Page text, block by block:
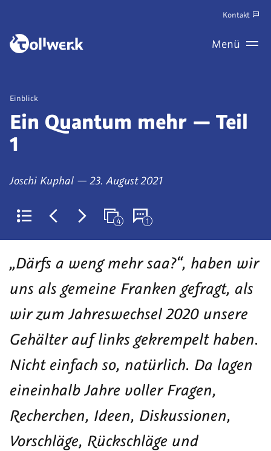
Zum
Menü
Kontakt
Ein Quantum mehr — Teil
1
Veröffentlicht
Einblick
von
Joschi Kuphal —am
23. August 2021
Zurück
zur
Liste
Jüngerer
Artikel:
Barrierefreie
Fußnoten
im
InDesign-
Älterer
Artikel:
Digital
Barrieren
Weitere
Artikel
in
Serie
(derzeit
4)
4
Kommentare
(derzeit
1)
1
„Därfs a weng mehr saa?“, haben wir
uns als gemeine Franken gefragt, als
wir zum Jahreswechsel 2020 unsere
Gehälter auf links gekrempelt haben.
Nicht einfach so, natürlich. Da lagen
eineinhalb Jahre voller Fragen,
Recherchen, Ideen, Diskussionen,
Vorschläge, Rückschläge und